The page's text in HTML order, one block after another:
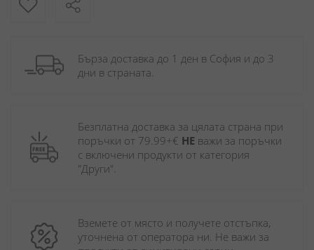
Бърза доставка до 1 ден в София и до 3
дни в страната.
Безплатна доставка за цялата страна при
поръчки от 79.99+€ НЕ важи за поръчки
с включени продукти от категория
"Други".
Вземете от място и получете отстъпка,
уточнена от оператора ни. Не важи за